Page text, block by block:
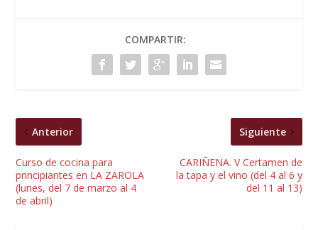
COMPARTIR:
Anterior
Curso de cocina para
principiantes en LA ZAROLA
(lunes, del 7 de marzo al 4
de abril)
Siguiente
CARIÑENA. V Certamen de
la tapa y el vino (del 4 al 6 y
del 11 al 13)